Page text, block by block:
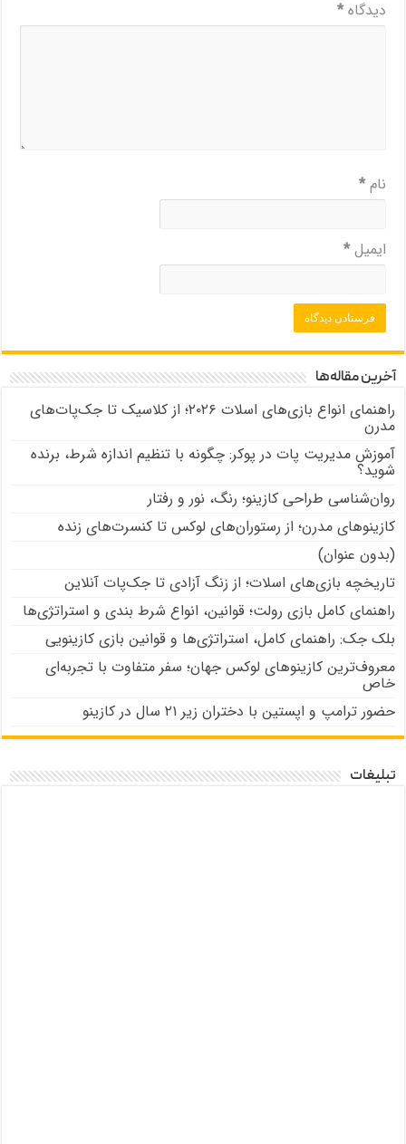
دیدگاه*
نام*
ایمیل*
آخرین مقاله‌ها
راهنمای انواع بازی‌های اسلات ۲۰۲۶؛ از کلاسیک تا جک‌پات‌های
مدرن
آموزش مدیریت پات در پوکر: چگونه با تنظیم اندازه شرط، برنده
شوید؟
روان‌شناسی طراحی کازینو؛ رنگ، نور و رفتار
کازینوهای مدرن؛ از رستوران‌های لوکس تا کنسرت‌های زنده
(بدون عنوان)
تاریخچه بازی‌های اسلات؛ از زنگ آزادی تا جک‌پات‌ آنلاین
راهنمای کامل بازی رولت؛ قوانین، انواع شرط بندی و استراتژی‌ها
بلک جک: راهنمای کامل، استراتژی‌ها و قوانین بازی کازینویی
معروف‌ترین کازینوهای لوکس جهان؛ سفر متفاوت با تجربه‌ای
خاص
حضور ترامپ و اپستین با دختران زیر ۲۱ سال در کازینو
تبلیغات